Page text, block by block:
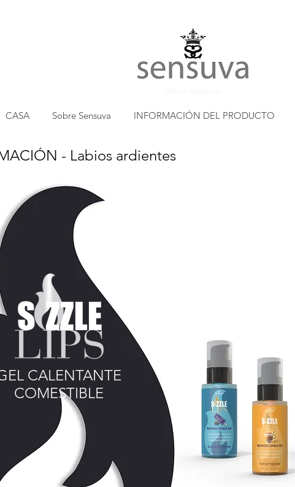
CASA Sobre Sensuva INFORMACIÓN DEL PRODUCTO
- Labios ardientes
CALENTANTE
COMESTIBLE